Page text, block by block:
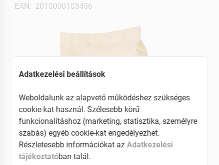
EAN: 2010000103456
Adatkezelési beállítások
Weboldalunk az alapvető működéshez szükséges
cookie-kat használ. Szélesebb körű
funkcionalitáshoz (marketing, statisztika, személyre
szabás) egyéb cookie-kat engedélyezhet.
Részletesebb információkat az Adatkezelési
tájékoztatóban talál.